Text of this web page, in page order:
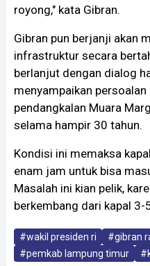
royong," kata Gibran.
Gibran pun berjanji akan
infrastruktur secara
berlanjut dengan dialog
menyampaikan
pendangkalan Muara
selama hampir 30 tahun.
Kondisi ini memaksa
enam jam untuk bisa
Masalah ini kian pelik,
berkembang dari kapal 3-
#wakil presiden ri
#gibran
#pemkab lampung timur